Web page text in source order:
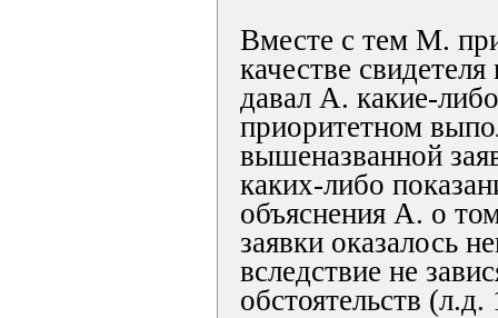
Вместе с тем М.
качестве
давал А. какие-
приоритетном
вышеназванной
каких-либо
объяснения А. о
заявки оказалось
вследствие не
обстоятельств